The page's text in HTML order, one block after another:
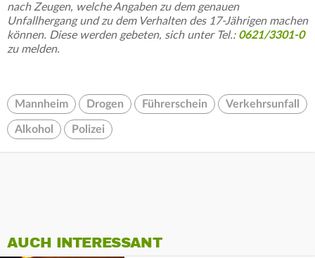
nach Zeugen, welche Angaben zu dem genauen
Unfallhergang und zu dem Verhalten des 17-Jährigen machen
können. Diese werden gebeten, sich unter Tel.: 0621/3301-0
zu melden.
Mannheim Drogen Führerschein Verkehrsunfall
Alkohol Polizei
AUCH INTERESSANT